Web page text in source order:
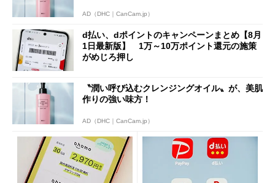
AD（DHC｜CanCam.jp）
d払い、dポイントのキャンペーンまとめ【8月
1日最新版】 1万～10万ポイント還元の施策
がめじろ押し
〝潤い呼び込むクレンジングオイル〟が、美肌
作りの強い味方！
AD（DHC｜CanCam.jp）